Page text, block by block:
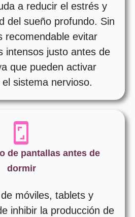
a reducir el estrés y
del sueño profundo. Sin
recomendable evitar
intensos justo antes de
que pueden activar
sistema nervioso.
de pantallas antes de
dormir
móviles, tablets y
inhibir la producción de